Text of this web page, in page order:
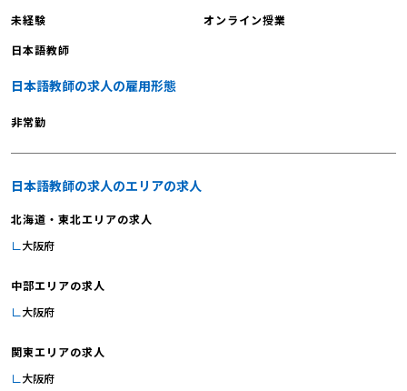
未経験
オンライン授業
日本語教師
日本語教師の求人の雇用形態
非常勤
日本語教師の求人のエリアの求人
北海道・東北エリアの求人
大阪府
中部エリアの求人
大阪府
関東エリアの求人
大阪府